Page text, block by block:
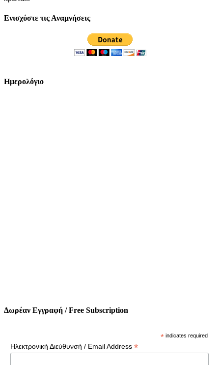
Ενισχύστε τις Αναμνήσεις
Ημερολόγιο
Δωρέαν Εγγραφή / Free Subscription
* indicates required
Ηλεκτρονική Διεύθυνσή / Email Address *